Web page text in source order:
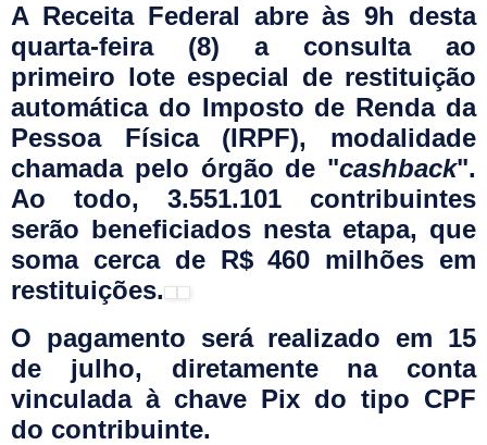
A Receita Federal abre às 9h desta
quarta-feira (8) a consulta ao
primeiro lote especial de restituição
automática do Imposto de Renda da
Pessoa Física (IRPF), modalidade
chamada pelo órgão de "cashback".
Ao todo, 3.551.101 contribuintes
serão beneficiados nesta etapa, que
soma cerca de R$ 460 milhões em
restituições.
O pagamento será realizado em 15
de julho, diretamente na conta
vinculada à chave Pix do tipo CPF
do contribuinte.